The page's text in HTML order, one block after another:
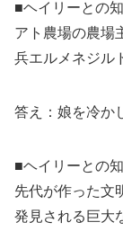
■ヘイリーとの
アト農場の農場
兵エルメネジル
答え：娘を冷か
■ヘイリーとの
先代が作った文
発見される巨大